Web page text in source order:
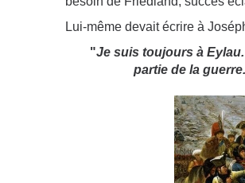
Lui-même devait écrire à
"Je suis toujours à
partie de la